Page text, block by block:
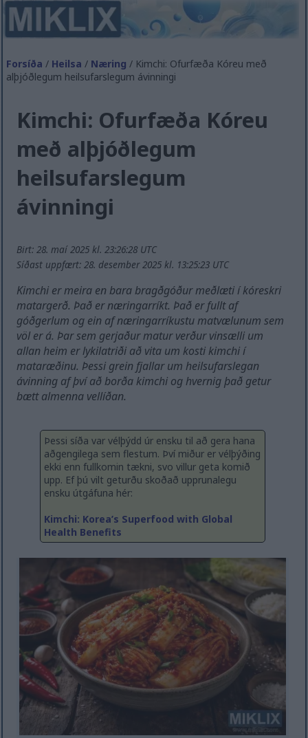
Forsíða / Heilsa / Næring / Kimchi: Ofurfæða Kóreu með
alþjóðlegum heilsufarslegum ávinningi
Kimchi: Ofurfæða Kóreu
með alþjóðlegum
heilsufarslegum
ávinningi
Birt: 28. maí 2025 kl. 23:26:28 UTC
Síðast uppfært: 28. desember 2025 kl. 13:25:23 UTC
Kimchi er meira en bara bragðgóður meðlæti í kóreskri
matargerð. Það er næringarríkt. Það er fullt af
góðgerlum og ein af næringarríkustu matvælunum sem
völ er á. Þar sem gerjaður matur verður vinsælli um
allan heim er lykilatriði að vita um kosti kimchi í
mataræðinu. Þessi grein fjallar um heilsufarslegan
ávinning af því að borða kimchi og hvernig það getur
bætt almenna vellíðan.
Þessi síða var vélþýdd úr ensku til að gera hana
aðgengilega sem flestum. Því miður er vélþýðing
ekki enn fullkomin tækni, svo villur geta komið
upp. Ef þú vilt geturðu skoðað upprunalegu
ensku útgáfuna hér:
Kimchi: Korea’s Superfood with Global
Health Benefits